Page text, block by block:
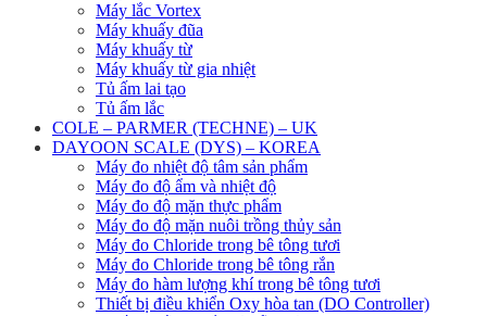
Máy lắc Vortex
Máy khuấy đũa
Máy khuấy từ
Máy khuấy từ gia nhiệt
Tủ ấm lai tạo
Tủ ấm lắc
COLE – PARMER (TECHNE) – UK
DAYOON SCALE (DYS) – KOREA
Máy đo nhiệt độ tâm sản phẩm
Máy đo độ ẩm và nhiệt độ
Máy đo độ mặn thực phẩm
Máy đo độ mặn nuôi trồng thủy sản
Máy đo Chloride trong bê tông tươi
Máy đo Chloride trong bê tông rắn
Máy đo hàm lượng khí trong bê tông tươi
Thiết bị điều khiển Oxy hòa tan (DO Controller)